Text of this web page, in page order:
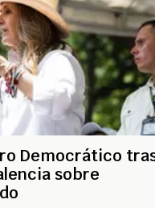
Democrático
sobre